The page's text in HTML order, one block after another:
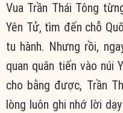
Vua Trần Thái Tông
Yên Tử, tìm đến chỗ
tu hành. Nhưng rồi,
quan quân tiến vào núi
cho bằng được, Trần
lòng luôn ghi nhớ lời